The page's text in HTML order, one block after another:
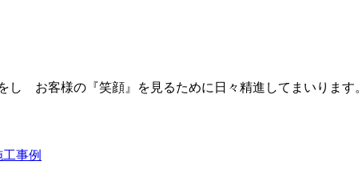
し お客様の『笑顔』を見るために日々精進してまいります。
事例